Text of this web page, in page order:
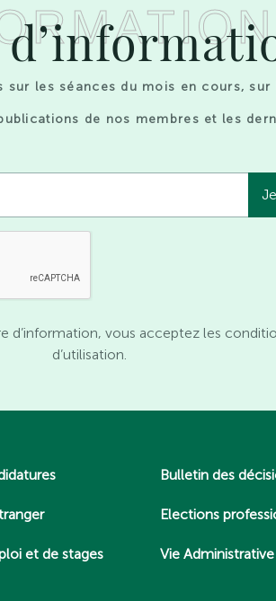
les séances du mois en cours, sur
de nos membres et les
d’information, vous acceptez les
d’utilisation.
et de stages
Bulletin des
Elections
Vie Administrative